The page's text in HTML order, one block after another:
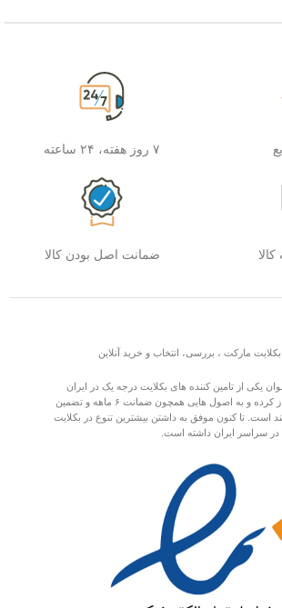
۷ روز هفته، ۲۴ ساعته
ضمانت اصل بودن کالا
بکلایت مارکت ، بررسی، انتخاب و خرید آنلاین
یکی از تامین کننده های بکلایت درجه یک در ایران
فعالیت خود را از سال ۹۶ آغاز کرده و به اصول هایی همچون ضمانت ۶ ماهه و تضمین
است. تا کنون موفق به داشتن بیشترین تنوع در بکلایت
در سراسر ایران داشته است.